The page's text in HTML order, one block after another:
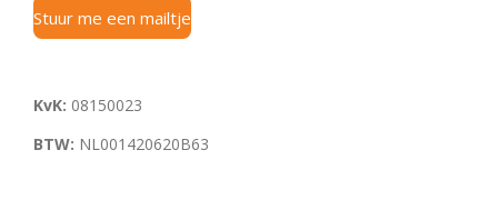
Stuur me een mailtje
KvK: 08150023
BTW: NL001420620B63